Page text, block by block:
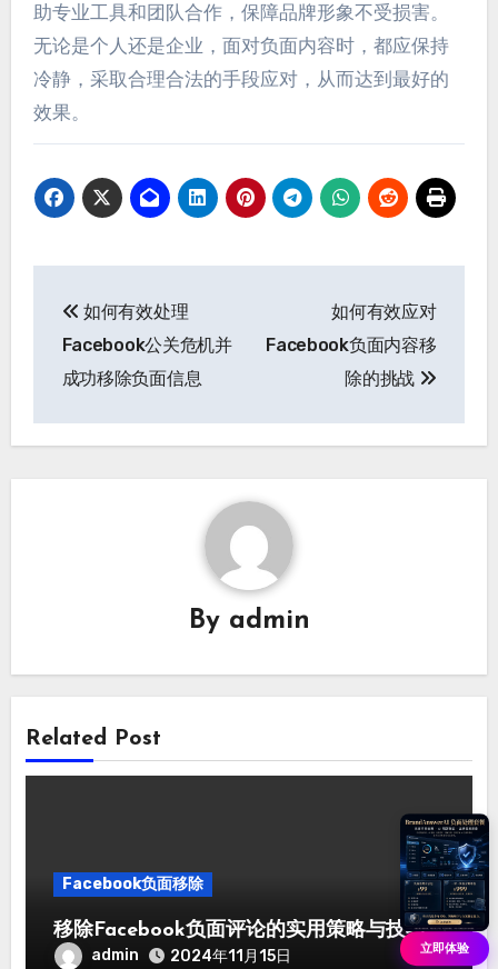
助专业工具和团队合作，保障品牌形象不受损害。
无论是个人还是企业，面对负面内容时，都应保持
冷静，采取合理合法的手段应对，从而达到最好的
效果。
章
导
航
如何有效处理
Facebook公关危机并
成功移除负面信息
如何有效应对
Facebook负面内容移
除的挑战
By admin
Related Post
Facebook负面移除
移除Facebook负面评论的实用策略与技巧
admin 2024年11月15日 立即体验